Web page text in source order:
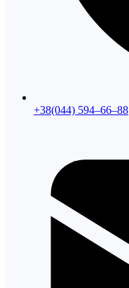
+38(044) 594–66–88